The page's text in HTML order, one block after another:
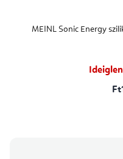
MEINL Sonic Energy